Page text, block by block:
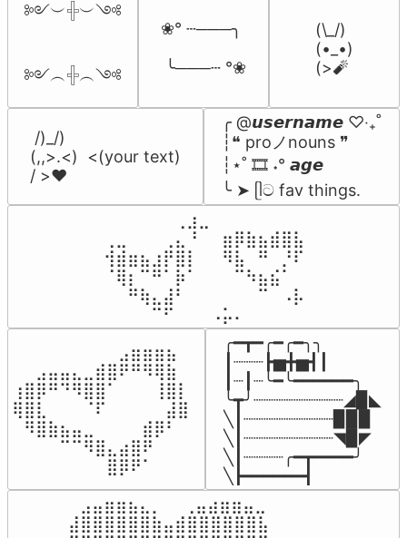
༻︶𓏶︶༺
༻︵𓏶︵༺
❀° ┄───╮
╰───┄ °❀
(\_/)
(•_•)
(>🧨
/)_/)
(,,>.<)  <(your text)
/ >❤️
╭ @𝙪𝙨𝙚𝙧𝙣𝙖𝙢𝙚 ♡‧₊˚
┆❝ proノnouns ❞
┆⋆˚ 🎞️ ˖° 𝙖𝙜𝙚
╰ ➤ ᥫට fav things.
⠀⠀⠀⠀⠀⠀⢀⣰⣀⠀⠀⠀⠀⠀⠀⠀⠀
⢀⣀⠀⠀⠀⢀⣄⠘⠀⠀⣶⡿⣷⣦⣾⣿⣧
⢺⣾⣶⣦⣰⡟⣿⡇⠀⠀⠻⣧⠀⠛⠀⡘⠏
⠈⢿⡆⠉⠛⠁⡷⠁⠀⠀⠀⠉⠳⣦⣮⠁⠀
⠀⠀⠛⢷⣄⣼⠃⠀⠀⠀⠀⠀⠀⠉⠀⠠⡧
⠀⠀⠀⠀⠉⠋⠀⠀⠀⠠⡥⠄⠀⠀⠀⠀⠀
⠀⠀⠀⠀⠀⠀⠀⠀⠀⣠⣶⣶⣶⣦⠀⠀
⠀⠀⣠⣤⣤⣄⣀⣾⣿⠟⠛⠻⢿⣷⠀
⢰⣿⡿⠛⠙⠻⣿⣿⠁⠀⠀⠀⢸⣿⡇
⢿⣿⣇⠀⠀⠀⠈⠏⠀⠀⠀⠀⠀⣼⣿⠀
⠀⠻⣿⣷⣦⣤⣀⠀⠀⠀⠀⣾⡿⠃⠀
⠀⠀⠀⠀⠉⠉⠻⣿⣄⣴⣿⠟⠀⠀⠀
⠀⠀⠀⠀⠀⠀⠀⠀⣿⡿⠟⠁⠀⠀⠀⠀
╭━┳━╭━╭━╮╮
┃┈┈┈┣▅╋▅┫┃
┃┈┃┈╰━╰━━━━━━╮
╰┳╯┈┈┈┈┈┈┈┈┈◢▉◣
╲┃┈┈┈┈┈┈┈┈┈▉▉▉
╲┃┈┈┈┈┈┈┈┈┈◥▉◤
╲┃┈┈┈┈╭━┳━━━━╯
╲┣━━━━━━┫﻿
⠀⣠⣤⣶⣶⣦⣄⡀  ⠀⢀⣤⣴⣶⣶⣤⣀⠀
⣼⣿⣿⣿⣿⣿⣿⣷⣤⣾⣿⣿⣿⣿⣿⣿⣧